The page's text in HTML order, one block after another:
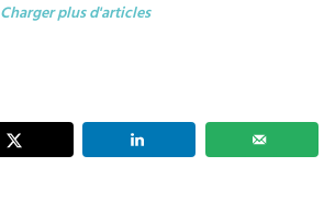
Charger plus d'articles